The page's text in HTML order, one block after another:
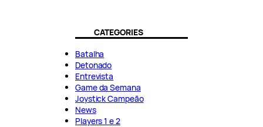
CATEGORIES
Batalha
Detonado
Entrevista
Game da Semana
Joystick Campeão
News
Players 1 e 2